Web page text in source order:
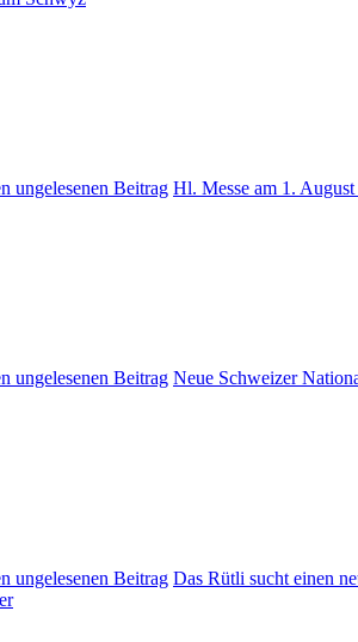
Hl. Messe am 1.
Neue Schweizer
Das Rütli sucht einen